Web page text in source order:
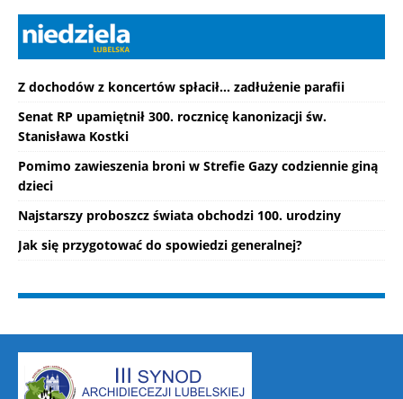
Z dochodów z koncertów spłacił... zadłużenie parafii
Senat RP upamiętnił 300. rocznicę kanonizacji św.
Stanisława Kostki
Pomimo zawieszenia broni w Strefie Gazy codziennie giną
dzieci
Najstarszy proboszcz świata obchodzi 100. urodziny
Jak się przygotować do spowiedzi generalnej?